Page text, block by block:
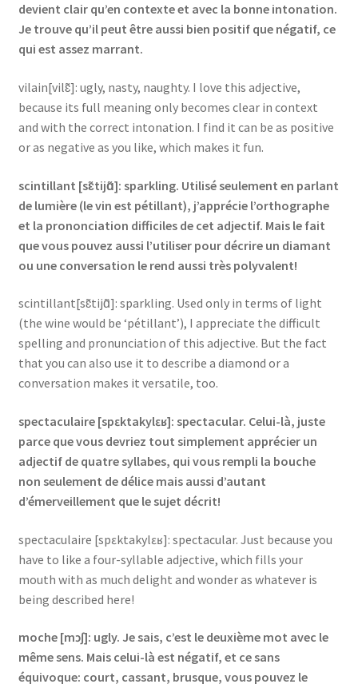
devient clair qu’en contexte et avec la bonne intonation.
Je trouve qu’il peut être aussi bien positif que négatif, ce
qui est assez marrant.
vilain[vilɛ̃]: ugly, nasty, naughty. I love this adjective,
because its full meaning only becomes clear in context
and with the correct intonation. I find it can be as positive
or as negative as you like, which makes it fun.
scintillant [sɛ̃tijɑ̃]: sparkling. Utilisé seulement en parlant
de lumière (le vin est pétillant), j’apprécie l’orthographe
et la prononciation difficiles de cet adjectif. Mais le fait
que vous pouvez aussi l’utiliser pour décrire un diamant
ou une conversation le rend aussi très polyvalent!
scintillant[sɛ̃tijɑ̃]: sparkling. Used only in terms of light
(the wine would be ‘pétillant’), I appreciate the difficult
spelling and pronunciation of this adjective. But the fact
that you can also use it to describe a diamond or a
conversation makes it versatile, too.
spectaculaire [spɛktakylɛʁ]: spectacular. Celui-là, juste
parce que vous devriez tout simplement apprécier un
adjectif de quatre syllabes, qui vous rempli la bouche
non seulement de délice mais aussi d’autant
d’émerveillement que le sujet décrit!
spectaculaire [spɛktakylɛʁ]: spectacular. Just because you
have to like a four-syllable adjective, which fills your
mouth with as much delight and wonder as whatever is
being described here!
moche [mɔʃ]: ugly. Je sais, c’est le deuxième mot avec le
même sens. Mais celui-là est négatif, et ce sans
équivoque: court, cassant, brusque, vous pouvez le